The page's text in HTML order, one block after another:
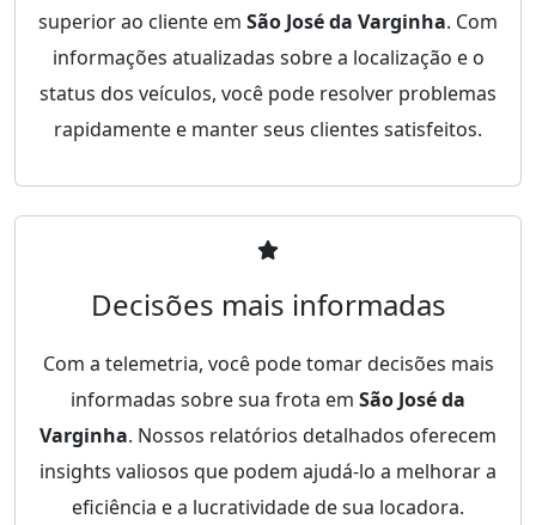
superior ao cliente em São José da Varginha. Com
informações atualizadas sobre a localização e o
status dos veículos, você pode resolver problemas
rapidamente e manter seus clientes satisfeitos.
Decisões mais informadas
Com a telemetria, você pode tomar decisões mais
informadas sobre sua frota em São José da
Varginha. Nossos relatórios detalhados oferecem
insights valiosos que podem ajudá-lo a melhorar a
eficiência e a lucratividade de sua locadora.